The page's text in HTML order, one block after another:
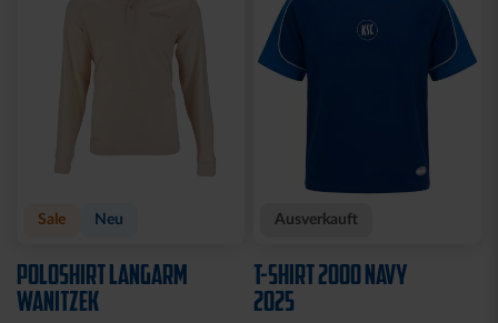
Sale Neu
POLOSHIRT LANGARM
WANITZEK
Ausverkauft
T-SHIRT 2000 NAVY
2025